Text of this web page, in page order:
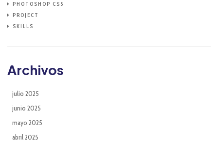
PHOTOSHOP CS5
PROJECT
SKILLS
Archivos
julio 2025
junio 2025
mayo 2025
abril 2025